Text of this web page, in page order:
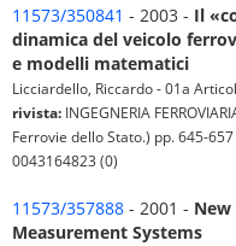
11573/350841 - 2003 - Il
dinamica del veicolo
e modelli matematici
Licciardello, Riccardo - 01a
rivista: INGEGNERIA
Ferrovie dello Stato.) pp. 645-
0043164823 (0)
11573/357888 - 2001 -
Measurement Systems